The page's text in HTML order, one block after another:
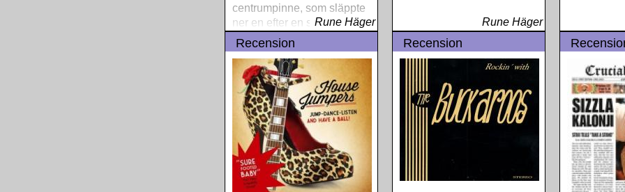
centrumpinne, som släppte
ner en efter en skiva till
tallriken där en pickuparm
letade upp det inspelade
materialet och ledde ut
ljudet via den stora
radioapparaten som var
inställd på Grammophone
Rune Häger Rune Häger
Recension Recension